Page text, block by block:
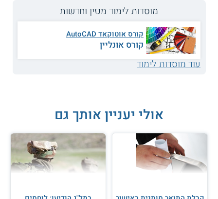
איך תיראה האדריכלות של המחר? הבוגרים באריאל מתכננים
עתיד
תערוכת בוגרי ארכיטקטורה באוניברסיטת אריאל
מוסדות לימוד מגזין וחדשות
קורס אוטוקאד AutoCAD
קורס אונליין
עוד מוסדות לימוד
אולי יעניין אותך גם